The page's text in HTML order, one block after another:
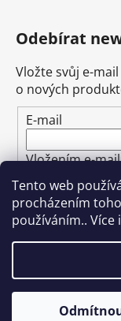
Tento web
procházením
používáním..
Odebírat
Vložte svůj e-
o nových
E-mail
Vložením e-
ochrany
PŘIHLÁSIT
Copyright